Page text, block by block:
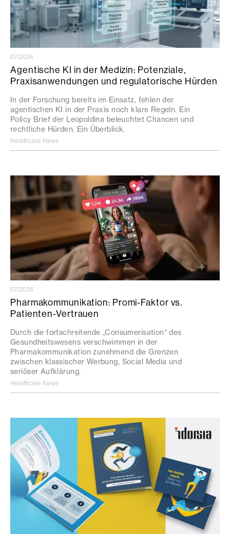
07/2026
Agentische KI in der Medizin: Potenziale,
Praxisanwendungen und regulatorische Hürden
In der Forschung bereits im Einsatz, fehlen der
agentischen KI in der Praxis noch klare Regeln. Ein
Policy Brief der Leopoldina beleuchtet Chancen und
rechtliche Hürden. Ein Überblick.
Healthcare News
07/2026
Pharmakommunikation: Promi-Faktor vs.
Patienten-Vertrauen
Durch die fortschreitende „Consumerisation“ des
Gesundheitswesens verschwimmen in der
Pharmakommunikation zunehmend die Grenzen
zwischen klassischer Werbung, Social Media und
seriöser Aufklärung.
Healthcare News